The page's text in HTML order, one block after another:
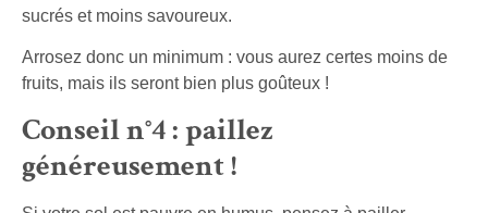
sucrés et moins savoureux.
Arrosez donc un minimum : vous aurez certes moins de
fruits, mais ils seront bien plus goûteux !
Conseil n°4 : paillez
généreusement !